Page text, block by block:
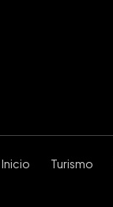
Inicio Turismo